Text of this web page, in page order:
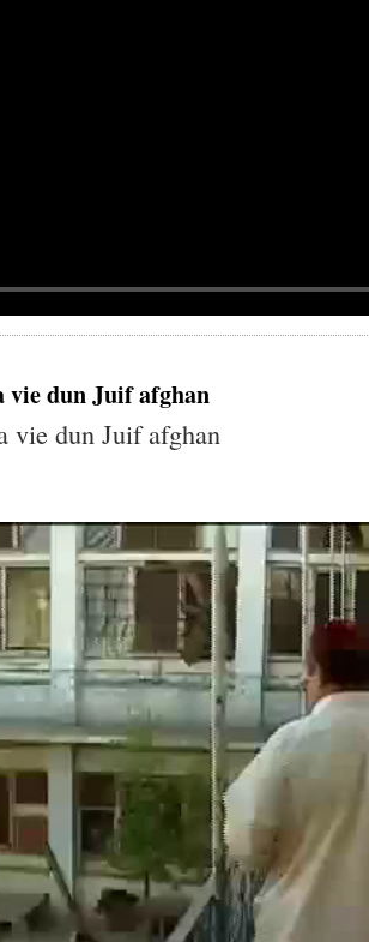
vie dun Juif afghan
vie dun Juif afghan